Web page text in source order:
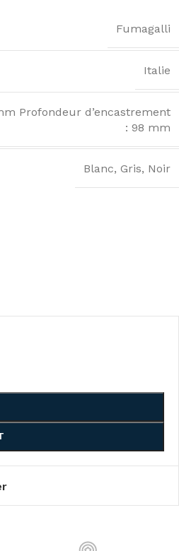
Fumagalli
Italie
Profondeur d’encastrement
: 98 mm
Blanc, Gris, Noir